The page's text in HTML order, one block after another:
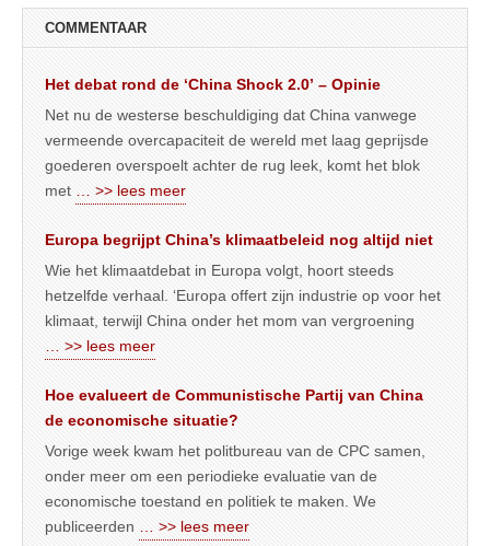
COMMENTAAR
Het debat rond de ‘China Shock 2.0’ – Opinie
Net nu de westerse beschuldiging dat China vanwege
vermeende overcapaciteit de wereld met laag geprijsde
goederen overspoelt achter de rug leek, komt het blok
met
… >> lees meer
Europa begrijpt China’s klimaatbeleid nog altijd niet
Wie het klimaatdebat in Europa volgt, hoort steeds
hetzelfde verhaal. ‘Europa offert zijn industrie op voor het
klimaat, terwijl China onder het mom van vergroening
… >> lees meer
Hoe evalueert de Communistische Partij van China
de economische situatie?
Vorige week kwam het politbureau van de CPC samen,
onder meer om een periodieke evaluatie van de
economische toestand en politiek te maken. We
publiceerden
… >> lees meer